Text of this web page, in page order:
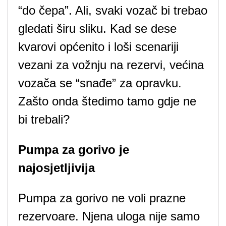
“do čepa”. Ali, svaki vozač bi trebao
gledati širu sliku. Kad se dese
kvarovi općenito i loši scenariji
vezani za vožnju na rezervi, većina
vozača se “snađe” za opravku.
Zašto onda štedimo tamo gdje ne
bi trebali?
Pumpa za gorivo je
najosjetljivija
Pumpa za gorivo ne voli prazne
rezervoare. Njena uloga nije samo